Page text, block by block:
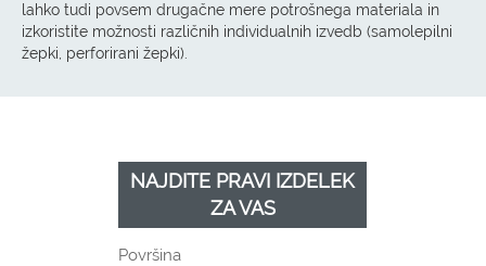
lahko tudi povsem drugačne mere potrošnega materiala in
izkoristite možnosti različnih individualnih izvedb (samolepilni
žepki, perforirani žepki).
NAJDITE PRAVI IZDELEK
ZA VAS
Površina